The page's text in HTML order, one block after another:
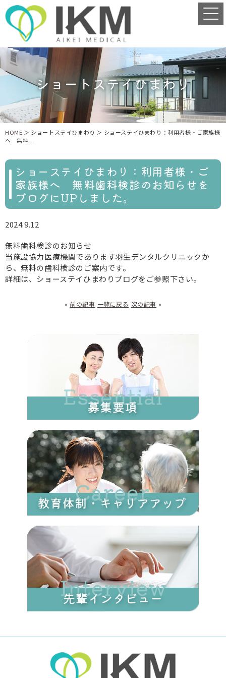
HOME ＞ ショートステイひまわり ＞ ショーステイひまわり：利用者様・ご家族様
へ 無料...
ショーステイひまわり：利用者様・ご
家族様へ 無料歯科検診のお知らせを
ブログにUPしました。
2024.9.12
無料歯科検診のお知らせ
当施設協力医療機関であります羽生デンタルクリニックか
ら、無料の歯科検診のご案内です。
詳細は、ショーステイひまわりブログをご参照下さい。
« 前の記事 一覧に戻る 次の記事 »